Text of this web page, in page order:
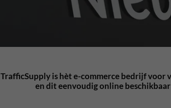
TrafficSupply is hèt e-commerce bedrijf
en dit eenvoudig online